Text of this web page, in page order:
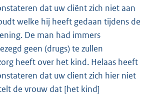
dat uw cliënt zich niet aan
welke hij heeft gedaan tijdens de
De man had immers
geen (drugs) te zullen
heeft over het kind. Helaas heeft
dat uw client zich hier niet
de vrouw dat [het kind]